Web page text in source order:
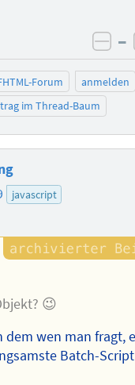
–
Forum
anmelden
im Thread-Baum
javascript
😉
dem wen man fragt,
Batch-